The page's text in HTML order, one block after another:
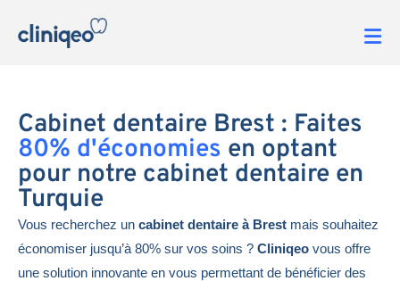
Cabinet dentaire Brest : Faites
80% d'économies en optant
pour notre cabinet dentaire en
Turquie
Vous recherchez un cabinet dentaire à Brest mais souhaitez
économiser jusqu’à 80% sur vos soins ? Cliniqeo vous offre
une solution innovante en vous permettant de bénéficier des